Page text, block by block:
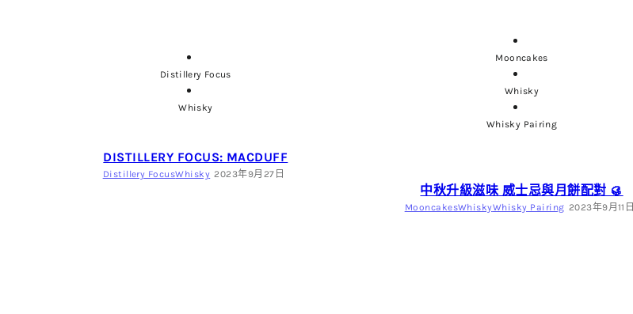
Distillery Focus
Whisky
DISTILLERY FOCUS: MACDUFF
Distillery FocusWhisky 2023年9月27日
Mooncakes
Whisky
Whisky Pairing
中秋升級滋味 威士忌與月餅配對 🥮
MooncakesWhiskyWhisky Pairing 2023年9月11日